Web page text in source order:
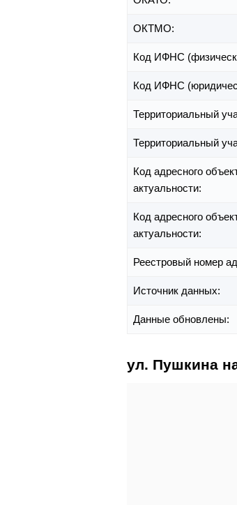
ОКТМО:
Код ИФНС
Код ИФНС
Территориальный
Территориальный
Код адресного
актуальности:
Код адресного
актуальности:
Реестровый номер
Источник данных:
Данные обновлены:
ул. Пушкина